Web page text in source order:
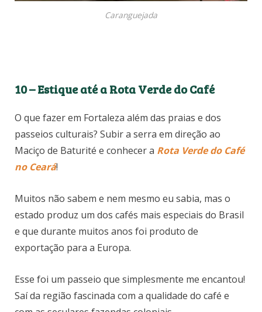
Caranguejada
10 – Estique até a Rota Verde do Café
O que fazer em Fortaleza além das praias e dos
passeios culturais? Subir a serra em direção ao
Maciço de Baturité e conhecer a Rota Verde do Café
no Ceará!
Muitos não sabem e nem mesmo eu sabia, mas o
estado produz um dos cafés mais especiais do Brasil
e que durante muitos anos foi produto de
exportação para a Europa.
Esse foi um passeio que simplesmente me encantou!
Saí da região fascinada com a qualidade do café e